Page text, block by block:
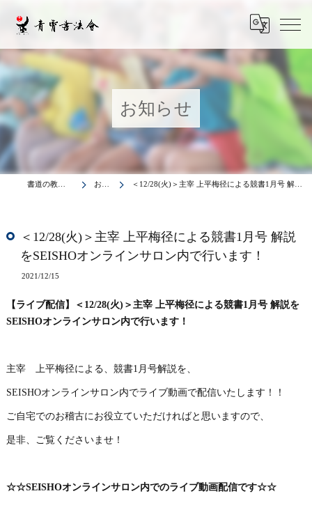
お知らせ
書道の教室は青霄書法会 お知らせ ＜12/28(火)＞主宰 上平梅径による競書1月号 解説をSEISHOオンラインサロン内で行います！
＜12/28(火)＞主宰 上平梅径による競書1月号 解説
をSEISHOオンラインサロン内で行います！
2021/12/15
【ライブ配信】＜12/28(火)＞主宰 上平梅径による競書1月号 解説を
SEISHOオンラインサロン内で行います！
主宰 上平梅径による、競書1月号解説を、
SEISHOオンラインサロン内でライブ動画で配信いたします！！
ご自宅でのお稽古にお役立ていただければと思いますので、
是非、ご覧くださいませ！
☆☆SEISHOオンラインサロン内でのライブ動画配信です☆☆